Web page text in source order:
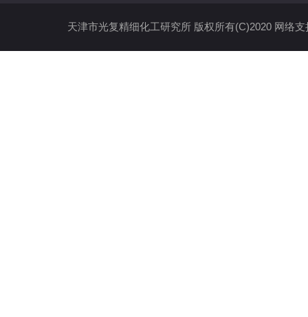
天津市光复精细化工研究所版权所有(C)2020 网络支